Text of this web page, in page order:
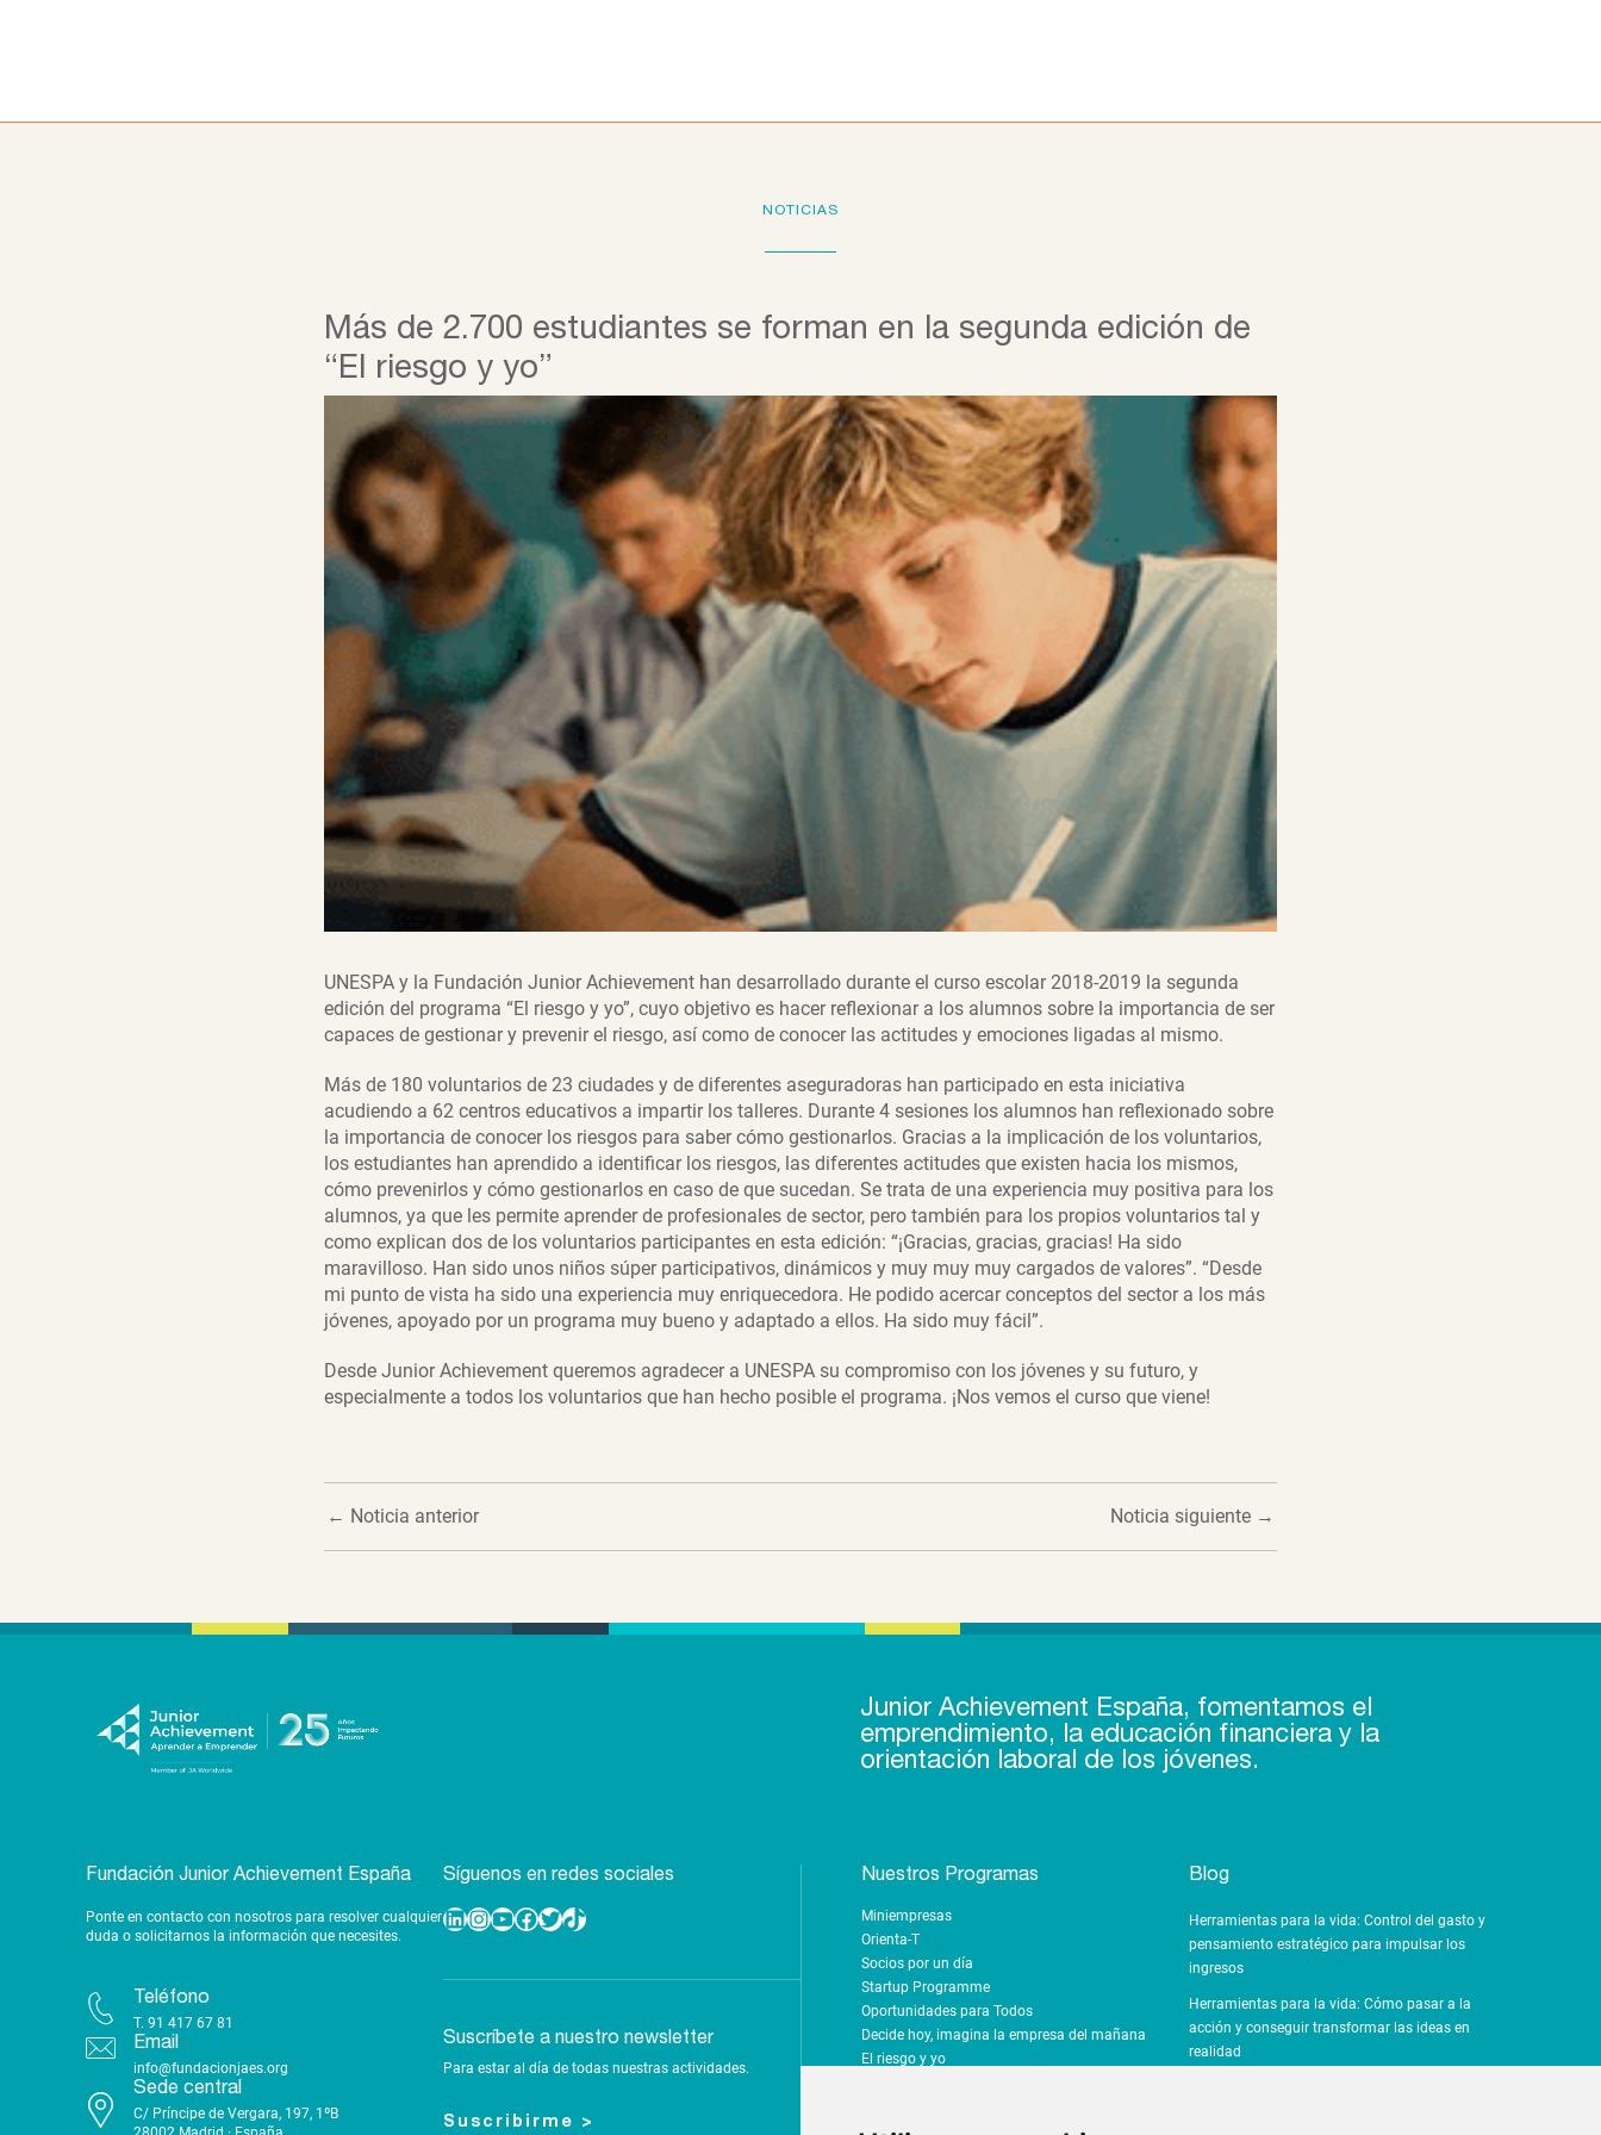
NOTICIAS
Más de 2.700 estudiantes se forman en la segunda edición de
“El riesgo y yo”
UNESPA y la Fundación Junior Achievement han desarrollado durante el curso escolar 2018-2019 la segunda
edición del programa “El riesgo y yo”, cuyo objetivo es hacer reflexionar a los alumnos sobre la importancia de ser
capaces de gestionar y prevenir el riesgo, así como de conocer las actitudes y emociones ligadas al mismo.
Más de 180 voluntarios de 23 ciudades y de diferentes aseguradoras han participado en esta iniciativa
acudiendo a 62 centros educativos a impartir los talleres. Durante 4 sesiones los alumnos han reflexionado sobre
la importancia de conocer los riesgos para saber cómo gestionarlos. Gracias a la implicación de los voluntarios,
los estudiantes han aprendido a identificar los riesgos, las diferentes actitudes que existen hacia los mismos,
cómo prevenirlos y cómo gestionarlos en caso de que sucedan. Se trata de una experiencia muy positiva para los
alumnos, ya que les permite aprender de profesionales de sector, pero también para los propios voluntarios tal y
como explican dos de los voluntarios participantes en esta edición: “¡Gracias, gracias, gracias! Ha sido
maravilloso. Han sido unos niños súper participativos, dinámicos y muy muy muy cargados de valores”. “Desde
mi punto de vista ha sido una experiencia muy enriquecedora. He podido acercar conceptos del sector a los más
jóvenes, apoyado por un programa muy bueno y adaptado a ellos. Ha sido muy fácil”.
Desde Junior Achievement queremos agradecer a UNESPA su compromiso con los jóvenes y su futuro, y
especialmente a todos los voluntarios que han hecho posible el programa. ¡Nos vemos el curso que viene!
← Noticia anterior Noticia siguiente →
Junior Achievement España, fomentamos el
emprendimiento, la educación financiera y la
orientación laboral de los jóvenes.
Fundación Junior Achievement España
Ponte en contacto con nosotros para resolver cualquier
duda o solicitarnos la información que necesites.
Teléfono
T. 91 417 67 81
Email
info@fundacionjaes.org
Sede central
C/ Príncipe de Vergara, 197, 1ºB
Síguenos en redes sociales
Linkedin Instagram YouTube Facebook Twitter TikTok
Suscríbete a nuestro newsletter
Para estar al día de todas nuestras actividades.
Suscribirme >
Nuestros Programas
Miniempresas
Orienta-T
Socios por un día
Startup Programme
Oportunidades para Todos
Decide hoy, imagina la empresa del mañana
El riesgo y yo
Tus finanzas, tu futuro
Blog
Herramientas para la vida: Control del gasto y
pensamiento estratégico para impulsar los
ingresos
Herramientas para la vida: Cómo pasar a la
acción y conseguir transformar las ideas en
realidad